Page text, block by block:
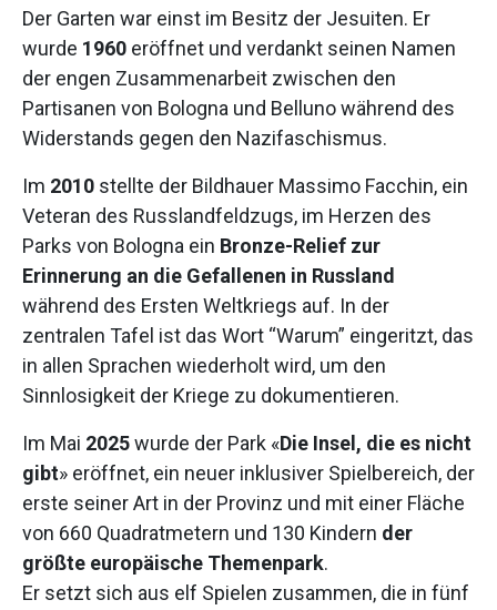
Der Garten war einst im Besitz der Jesuiten. Er
wurde 1960 eröffnet und verdankt seinen Namen
der engen Zusammenarbeit zwischen den
Partisanen von Bologna und Belluno während des
Widerstands gegen den Nazifaschismus.
Im 2010 stellte der Bildhauer Massimo Facchin, ein
Veteran des Russlandfeldzugs, im Herzen des
Parks von Bologna ein Bronze-Relief zur
Erinnerung an die Gefallenen in Russland
während des Ersten Weltkriegs auf. In der
zentralen Tafel ist das Wort “Warum” eingeritzt, das
in allen Sprachen wiederholt wird, um den
Sinnlosigkeit der Kriege zu dokumentieren.
Im Mai 2025wurde der Park «Die Insel, die es nicht
gibt» eröffnet, ein neuer inklusiver Spielbereich, der
erste seiner Art in der Provinz und mit einer Fläche
von 660 Quadratmetern und 130 Kindern der
größte europäische Themenpark.
Er setzt sich aus elf Spielen zusammen, die in fünf